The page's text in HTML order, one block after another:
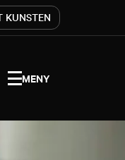
KUNSTEN
MENY